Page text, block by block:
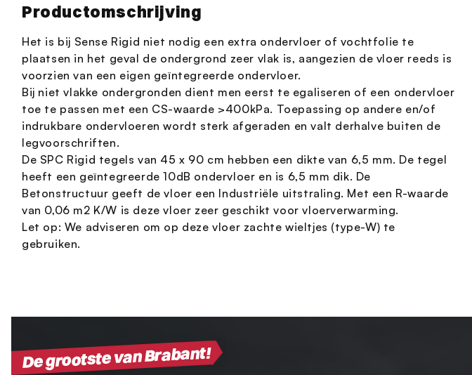
Productomschrijving
Het is bij Sense Rigid niet nodig een extra ondervloer of vochtfolie te
plaatsen in het geval de ondergrond zeer vlak is, aangezien de vloer reeds is
voorzien van een eigen geïntegreerde ondervloer.
Bij niet vlakke ondergronden dient men eerst te egaliseren of een ondervloer
toe te passen met een CS-waarde >400kPa. Toepassing op andere en/of
indrukbare ondervloeren wordt sterk afgeraden en valt derhalve buiten de
legvoorschriften.
De SPC Rigid tegels van 45 x 90 cm hebben een dikte van 6,5 mm. De tegel
heeft een geïntegreerde 10dB ondervloer en is 6,5 mm dik. De
Betonstructuur geeft de vloer een Industriële uitstraling. Met een R-waarde
van 0,06 m2 K/W is deze vloer zeer geschikt voor vloerverwarming.
Let op: We adviseren om op deze vloer zachte wieltjes (type-W) te
gebruiken.
De grootste van Brabant!